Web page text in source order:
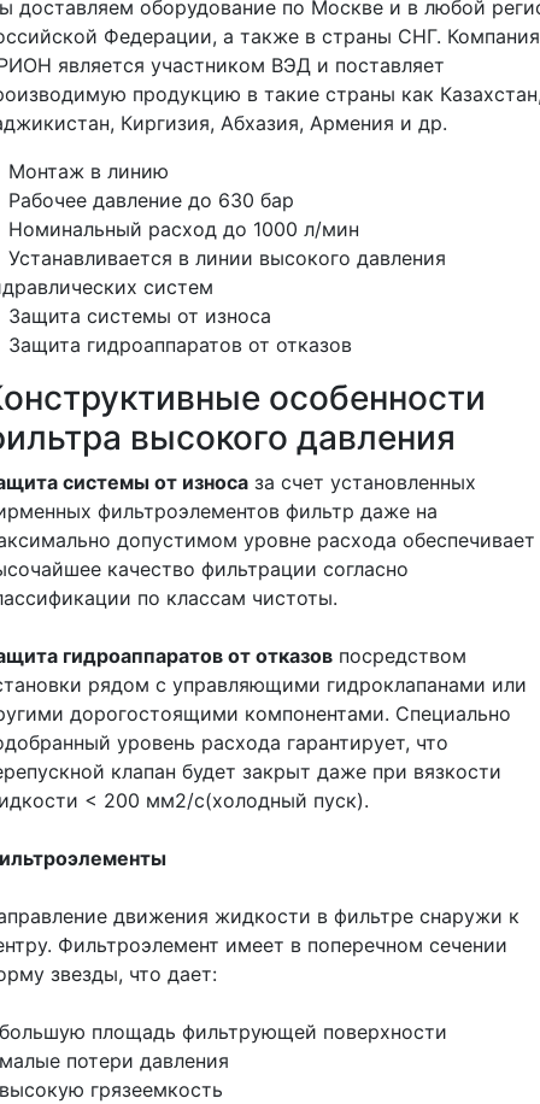
доставляем оборудование по Москве и в любой
Федерации, а также в страны СНГ. Компания
является участником ВЭД и поставляет
продукцию в такие страны как
Киргизия, Абхазия, Армения и др.
Монтаж в линию
Рабочее давление до 630 бар
Номинальный расход до 1000 л/мин
Устанавливается в линии высокого давления
систем
Защита системы от износа
Защита гидроаппаратов от отказов
особенности
высокого давления
системы от износа за счет установленных
фильтроэлементов фильтр даже на
допустимом уровне расхода обеспечивает
качество фильтрации согласно
по классам чистоты.
гидроаппаратов от отказов посредством
рядом с управляющими гидроклапанами или
дорогостоящими компонентами. Специально
уровень расхода гарантирует, что
клапан будет закрыт даже при вязкости
< 200 мм2/с(холодный пуск).
движения жидкости в фильтре снаружи к
Фильтроэлемент имеет в поперечном сечении
звезды, что дает:
площадь фильтрующей поверхности
потери давления
грязеемкость